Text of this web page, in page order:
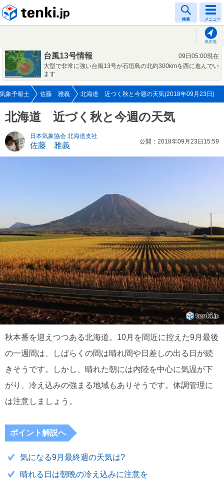
検索 メニュー
現在地
台風13号情報
09日05:00現在
大型で非常に強い台風13号が石垣島の北約300kmを西に進んでい
ます
気象予報士 佐藤 雅義 北海道 近づく秋と今週の天気(2018年09月23日)
北海道 近づく秋と今週の天気
日本気象協会 北海道支社
佐藤 雅義 公開：2018年09月23日15:59
秋本番を迎えつつある北海道。10月を間近に控えた9月最後
の一週間は、しばらくの間は晴れ間や日差しの出る日が続
きそうです。しかし、晴れた朝には内陸を中心に気温が下
がり、冷え込みの強まる地域もありそうです。体調管理に
は注意しましょう。
ポイント解説へ
気になる9月最終週の天気は?
晴れる日は朝晩の冷え込みに注意を